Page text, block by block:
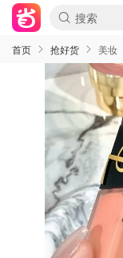
首页 抢好货 美妆